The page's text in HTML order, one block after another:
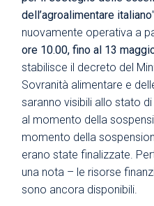
dell’agroalimentare italiano
nuovamente operativa a
ore 10.00, fino al 13
stabilisce il decreto del
Sovranità alimentare e
saranno visibili allo stato
al momento della
momento della
erano state finalizzate.
una nota – le risorse
sono ancora disponibili.